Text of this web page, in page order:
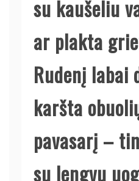
su kaušeliu
ar plakta
Rudenį labai
karšta
pavasarį –
su lengvu